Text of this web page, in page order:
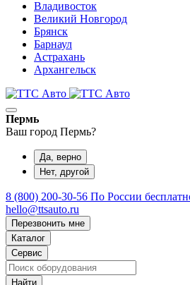
Владивосток
Великий Новгород
Брянск
Барнаул
Астрахань
Архангельск
Пермь
Ваш город Пермь?
Да, верно
Нет, другой
8 (800) 200-30-56 По России
hello@ttsauto.ru
Перезвонить мне
Каталог
Сервис